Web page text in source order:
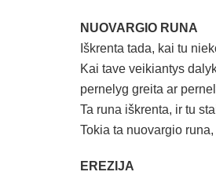
NUOVARGIO RUNA
Iškrenta tada, kai tu
Kai tave veikiantys
pernelyg greita ar
Ta runa iškrenta, ir tu
Tokia ta nuovargio
EREZIJA